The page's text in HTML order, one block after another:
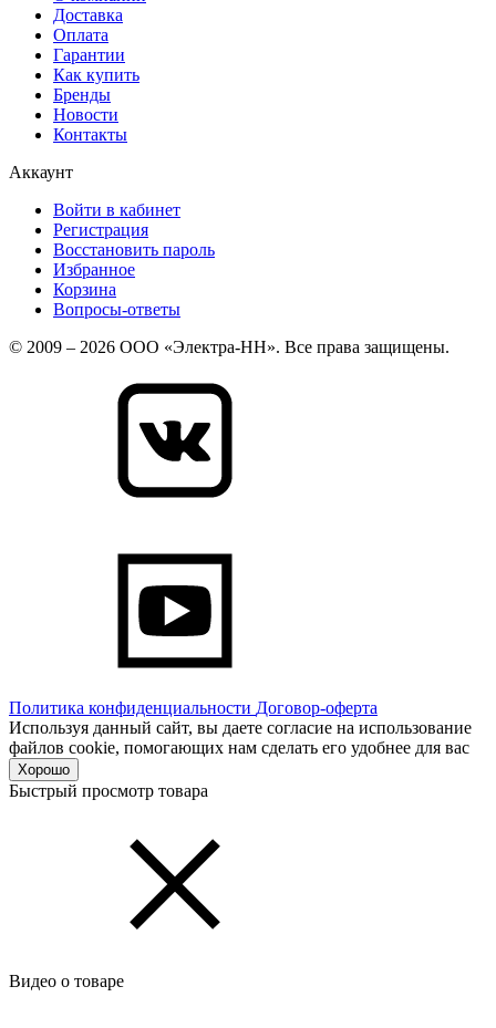
Доставка
Оплата
Гарантии
Как купить
Бренды
Новости
Контакты
Аккаунт
Войти в кабинет
Регистрация
Восстановить пароль
Избранное
Корзина
Вопросы-ответы
© 2009 – 2026 ООО «Электра-НН». Все права защищены.
Политика конфиденциальности Договор-оферта
Используя данный сайт, вы даете согласие на использование
файлов cookie, помогающих нам сделать его удобнее для вас
Хорошо
Быстрый просмотр товара
Видео о товаре